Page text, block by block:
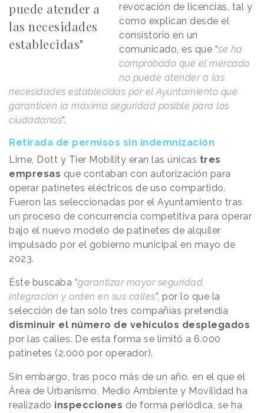
puede atender a
las necesidades
establecidas"
revocación de licencias, tal y
como explican desde el
consistorio en un
comunicado, es que “se ha
comprobado que el mercado
no puede atender a las
necesidades establecidas por el Ayuntamiento que
garanticen la máxima seguridad posible para los
ciudadanos”.
Retirada de permisos sin indemnización
Lime, Dott y Tier Mobility eran las únicas tres
empresas que contaban con autorización para
operar patinetes eléctricos de uso compartido.
Fueron las seleccionadas por el Ayuntamiento tras
un proceso de concurrencia competitiva para operar
bajo el nuevo modelo de patinetes de alquiler
impulsado por el gobierno municipal en mayo de
2023.
Éste buscaba “garantizar mayor seguridad,
integración y orden en sus calles”, por lo que la
selección de tan sólo tres compañías pretendía
disminuir el número de vehículos desplegados
por las calles. De esta forma se limitó a 6.000
patinetes (2.000 por operador).
Sin embargo, tras poco más de un año, en el que el
Área de Urbanismo, Medio Ambiente y Movilidad ha
realizado inspecciones de forma periódica, se ha